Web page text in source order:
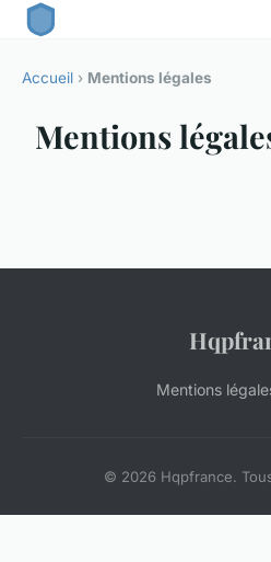
Accueil › Mentions légales
Mentions
Mentions
© 2026 Hqpfrance.